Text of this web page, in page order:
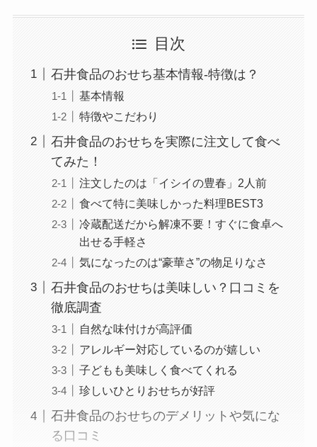
目次
石井食品のおせち基本情報-特徴は？
基本情報
特徴やこだわり
石井食品のおせちを実際に注文して食べ
てみた！
注文したのは「イシイの豊春」2人前
食べて特に美味しかった料理BEST3
冷蔵配送だから解凍不要！すぐに食卓へ
出せる手軽さ
気になったのは“豪華さ”の物足りなさ
石井食品のおせちは美味しい？口コミを
徹底調査
自然な味付けが高評価
アレルギー対応しているのが嬉しい
子どもも美味しく食べてくれる
珍しいひとりおせちが好評
石井食品のおせちのデメリットや気にな
る口コミ